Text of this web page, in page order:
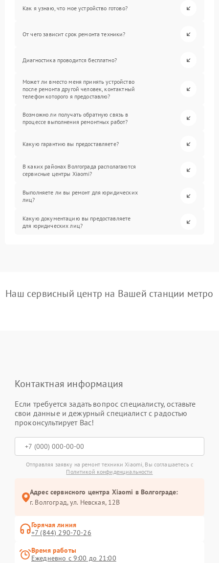
Как я узнаю, что мое устройство готово?
От чего зависит срок ремонта техники?
Диагностика проводится бесплатно?
Может ли вместо меня принять устройство
после ремонта другой человек, контактный
телефон которого я предоставлю?
Возможно ли получать обратную связь в
процессе выполнения ремонтных работ?
Какую гарантию вы предоставляете?
В каких районах Волгограда располагаются
сервисные центры Xiaomi?
Выполняете ли вы ремонт для юридических
лиц?
Какую документацию вы предоставляете
для юридических лиц?
Наш сервисный центр на Вашей станции метро
Контактная информация
Если требуется задать вопрос специалисту, оставьте
свои данные и дежурный специалист с радостью
проконсультирует Вас!
Отправляя заявку на ремонт техники Xiaomi, Вы соглашаетесь с
Политикой конфиденциальности
Адрес сервисного центра Xiaomi в Волгограде:
г. Волгоград, ул. Невская, 12В
Горячая линия
+7 (844) 290-70-26
Время работы
Ежедневно с 9:00 до 21:00